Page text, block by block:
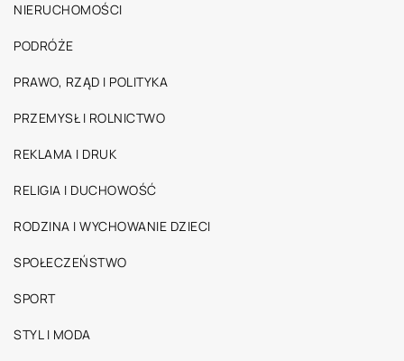
NIERUCHOMOŚCI
PODRÓŻE
PRAWO, RZĄD I POLITYKA
PRZEMYSŁ I ROLNICTWO
REKLAMA I DRUK
RELIGIA I DUCHOWOŚĆ
RODZINA I WYCHOWANIE DZIECI
SPOŁECZEŃSTWO
SPORT
STYL I MODA